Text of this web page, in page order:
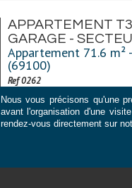
APPARTEMENT
GARAGE -
Appartement 71.6 m²
(69100)
Ref 0262
Nous vous précisons qu'une
avant l'organisation d'une
rendez-vous directement sur